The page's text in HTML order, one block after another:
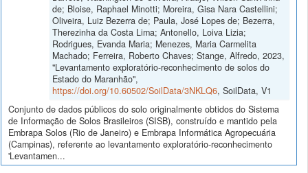
de; Bloise, Raphael Minotti; Moreira, Gisa Nara Castellini;
Oliveira, Luiz Bezerra de; Paula, José Lopes de; Bezerra,
Therezinha da Costa Lima; Antonello, Loiva Lizia;
Rodrigues, Evanda Maria; Menezes, Maria Carmelita
Machado; Ferreira, Roberto Chaves; Stange, Alfredo, 2023,
"Levantamento exploratório-reconhecimento de solos do
Estado do Maranhão",
https://doi.org/10.60502/SoilData/3NKLQ6, SoilData, V1
Conjunto de dados públicos do solo originalmente obtidos do Sistema
de Informação de Solos Brasileiros (SISB), construído e mantido pela
Embrapa Solos (Rio de Janeiro) e Embrapa Informática Agropecuária
(Campinas), referente ao levantamento exploratório-reconhecimento
'Levantamen...